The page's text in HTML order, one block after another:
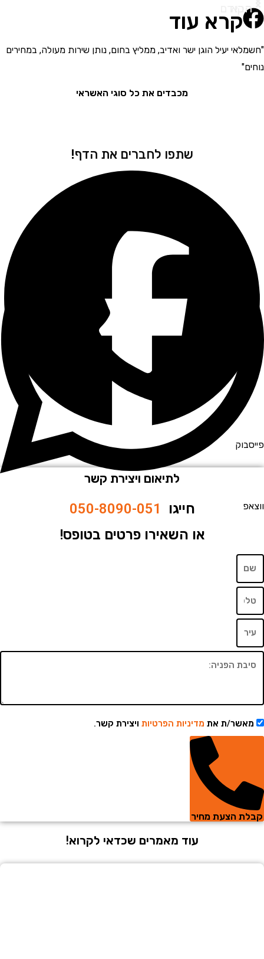
קרא עוד
יעיל הוגן ישר ואדיב, ממליץ בחום, נותן שירות מעולה, במחירים
מכבדים את כל סוגי האשראי
שתפו לחברים את הדף!
לתיאום ויצירת קשר
חייגו050-8090-051
או השאירו פרטים בטופס!
ת אתמדיניות הפרטיותויצירת קשר.
הצעת מחיר
עוד מאמרים שכדאי לקרוא!